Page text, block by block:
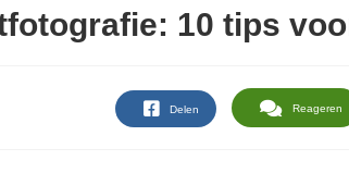
10 tips
Delen Reageren